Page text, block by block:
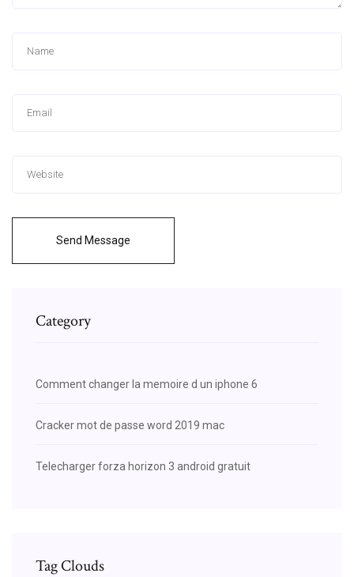
Send Message
Category
Comment changer la memoire d un iphone 6
Cracker mot de passe word 2019 mac
Telecharger forza horizon 3 android gratuit
Tag Clouds